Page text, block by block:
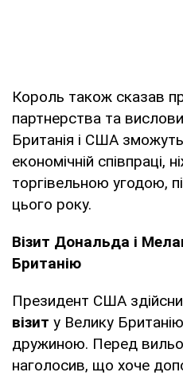
Король також сказав
партнерства та
Британія і США
економічній співпраці,
торгівельною угодою,
цього року.
Візит Дональда і
Британію
Президент США
візит у Велику
дружиною. Перед
наголосив, що хоче